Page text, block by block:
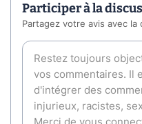
Participer à la
Partagez votre avis avec la